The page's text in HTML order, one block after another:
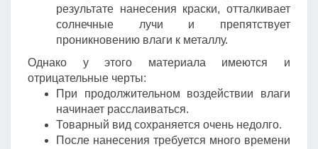
результате нанесения краски, отталкивает
солнечные лучи и препятствует
проникновению влаги к металлу.
Однако у этого материала имеются и
отрицательные черты:
При продолжительном воздействии влаги
начинает расслаиваться.
Товарный вид сохраняется очень недолго.
После нанесения требуется много времени